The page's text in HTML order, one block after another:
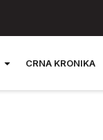
CRNA KRONIKA